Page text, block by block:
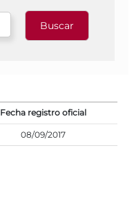
Fecha registro oficial
08/09/2017